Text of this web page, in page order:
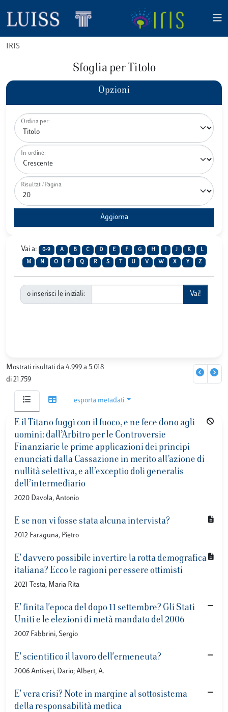
IRIS
Sfoglia per Titolo
Opzioni
Ordina per:
In ordine:
Risultati/Pagina
Vai a: 0-9 A B C D E F G H J K L
M N O P Q R S U V W X Y Z
o inserisci le iniziali:
Mostrati risultati da 4.999 a 5.018
di 21.759
esporta metadati
E il Titano fuggì con il fuoco, e ne fece dono agli
uomini: dall’Arbitro per le Controversie
Finanziarie le prime applicazioni dei principi
enunciati dalla Cassazione in merito all’azione di
nullità selettiva, e all’exceptio doli generalis
dell’intermediario
2020 Davola, Antonio
E se non vi fosse stata alcuna intervista?
2012 Faraguna, Pietro
E' davvero possibile invertire la rotta demografica
italiana? Ecco le ragioni per essere ottimisti
2021 Testa, Maria Rita
E' finita l'epoca del dopo 11 settembre? Gli Stati
Uniti e le elezioni di metà mandato del 2006
2007 Fabbrini, Sergio
E' scientifico il lavoro dell'ermeneuta?
2006 Antiseri, Dario; Albert, A.
E' vera crisi? Note in margine al sottosistema
della responsabilità medica